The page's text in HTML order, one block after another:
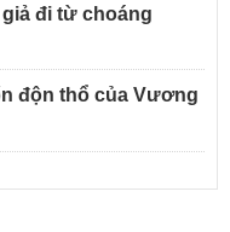
đi từ choáng
độn thổ của Vương